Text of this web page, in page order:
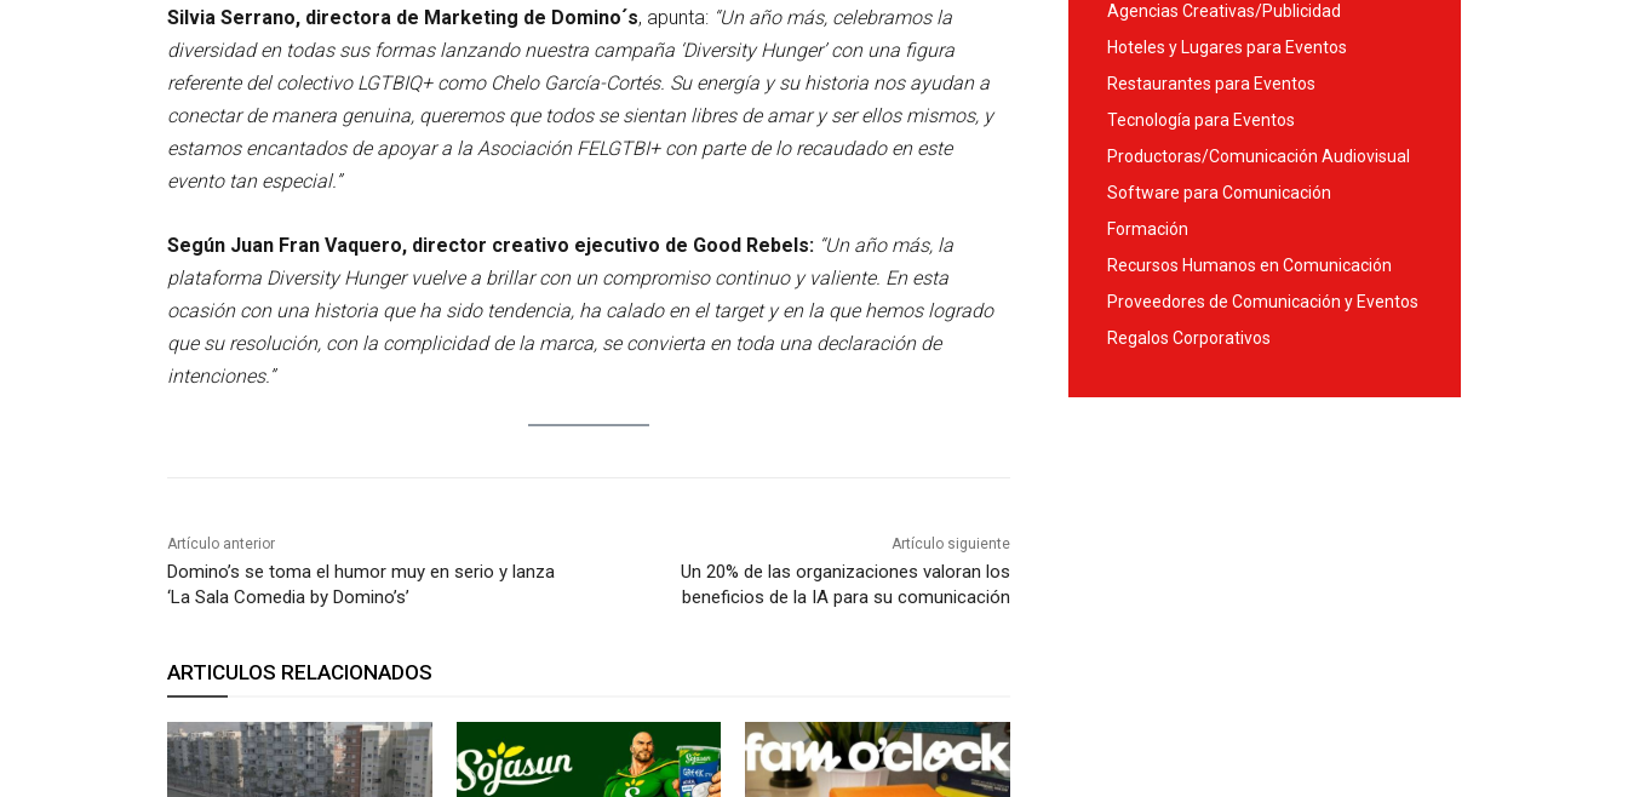
Silvia Serrano, directora de Marketing de Domino´s, apunta: “Un año más, celebramos la
diversidad en todas sus formas lanzando nuestra campaña ‘Diversity Hunger’ con una figura
referente del colectivo LGTBIQ+ como Chelo García-Cortés. Su energía y su historia nos ayudan a
conectar de manera genuina, queremos que todos se sientan libres de amar y ser ellos mismos, y
estamos encantados de apoyar a la Asociación FELGTBI+ con parte de lo recaudado en este
evento tan especial.”
Según Juan Fran Vaquero, director creativo ejecutivo de Good Rebels: “Un año más, la
plataforma Diversity Hunger vuelve a brillar con un compromiso continuo y valiente. En esta
ocasión con una historia que ha sido tendencia, ha calado en el target y en la que hemos logrado
que su resolución, con la complicidad de la marca, se convierta en toda una declaración de
intenciones.”
Artículo anterior
Domino’s se toma el humor muy en serio y lanza
‘La Sala Comedia by Domino’s’
Artículo siguiente
Un 20% de las organizaciones valoran los
beneficios de la IA para su comunicación
ARTICULOS RELACIONADOS
Agencias Creativas/Publicidad
Hoteles y Lugares para Eventos
Restaurantes para Eventos
Tecnología para Eventos
Productoras/Comunicación Audiovisual
Software para Comunicación
Formación
Recursos Humanos en Comunicación
Proveedores de Comunicación y Eventos
Regalos Corporativos